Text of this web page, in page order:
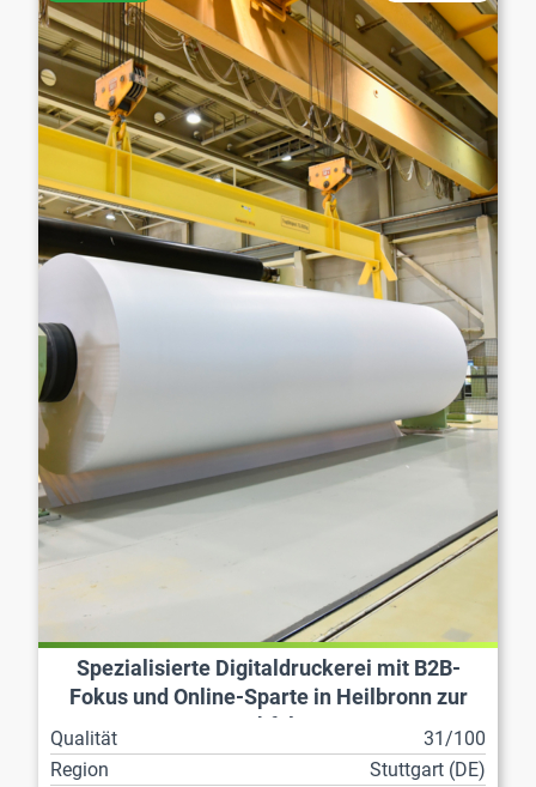
Spezialisierte Digitaldruckerei mit B2B-
Fokus und Online-Sparte in Heilbronn zur
Qualität
31/100
Region
Stuttgart (DE)